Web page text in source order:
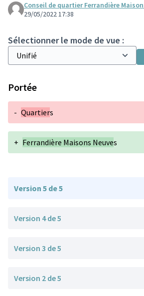
Conseil de quartier Ferrandière
29/05/2022 17:38
Sélectionner le mode de vue :
Portée
- Quartiers
+ Ferrandière Maisons Neuves
Version 5 de 5
Version 4 de 5
Version 3 de 5
Version 2 de 5